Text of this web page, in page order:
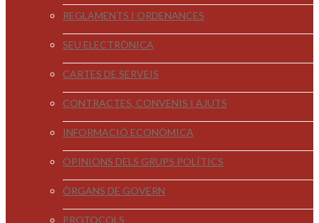
REGLAMENTS I ORDENANCES
SEU ELECTRÒNICA
CARTES DE SERVEIS
CONTRACTES, CONVENIS I AJUTS
INFORMACIÓ ECONÒMICA
OPINIONS DELS GRUPS POLÍTICS
ÒRGANS DE GOVERN
PROTOCOLS